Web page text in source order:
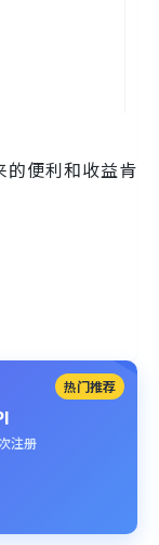
的便利和收益肯
热门推荐
注册